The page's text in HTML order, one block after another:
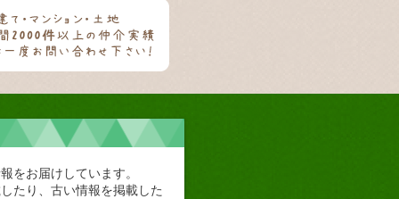
をお届けしています。
たり、古い情報を掲載した